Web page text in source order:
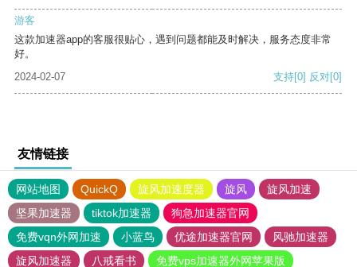
游客
这款加速器app的客服很贴心，遇到问题都能及时解决，服务态度非常
好。
2024-02-07
支持[0] 反对[0]
友情链接
网站地图 QuickQ 旋风加速度器 旋风
旋风加速
坚果加速器
tiktok加速器
狗急加速器官网
免费vqn外网加速
小蓝鸟 优途加速器官网
风驰加速器
旋风加速器
八戒看书 免费vps加速器外网苹果版